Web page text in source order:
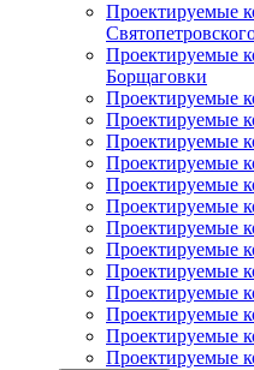
Проектируемые
Проектируемые
Борщаговки
Проектируемые
Проектируемые
Проектируемые
Проектируемые
Проектируемые
Проектируемые
Проектируемые
Проектируемые
Проектируемые
Проектируемые
Проектируемые
Проектируемые
Проектируемые